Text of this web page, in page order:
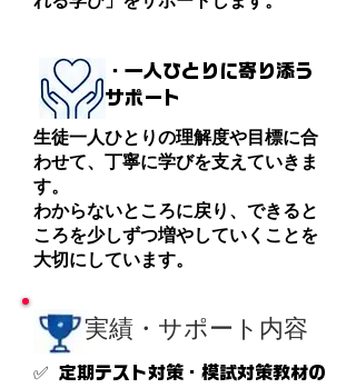
・一人ひとりに寄り添う
サポート
生徒一人ひとりの理解度や目標に合
わせて、丁寧に学びを支えていきま
す。
わからないところに戻り、できると
ころを少しずつ増やしていくことを
大切にしています。
実績・サポート内容
✅ 定期テスト対策・模試対策教材の